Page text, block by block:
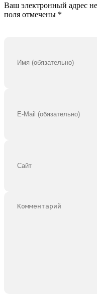
Ваш электронный адрес
поля отмечены *